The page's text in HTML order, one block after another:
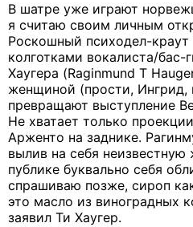
В шатре уже играют
я считаю своим личным
Роскошный психодел-
колготками вокалиста/бас-
Хаугера (Raginmund T
женщиной (прости, Ингрид,
превращают выступление
Не хватает только
Арженто на заднике.
вылив на себя
публике буквально себя
спрашиваю позже, сироп
это масло из виноградных
заявил Ти Хаугер.